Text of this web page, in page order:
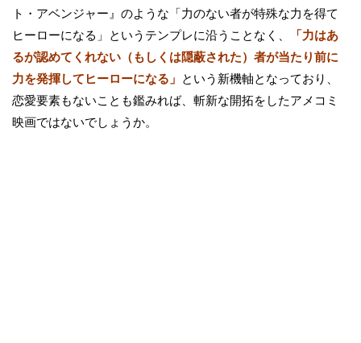
ト・アベンジャー』のような「力のない者が特殊な力を得て
ヒーローになる」というテンプレに沿うことなく、
「力はあ
るが認めてくれない（もしくは隠蔽された）者が当たり前に
力を発揮してヒーローになる」 という新機軸となっており、
恋愛要素もないことも鑑みれば、斬新な開拓をしたアメコミ
映画ではないでしょうか。